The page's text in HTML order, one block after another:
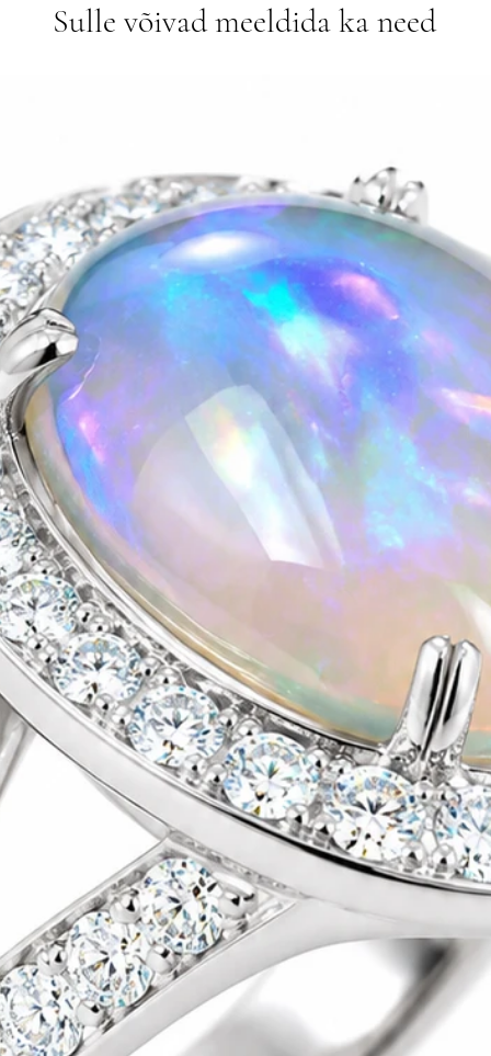
Sulle võivad meeldida ka need